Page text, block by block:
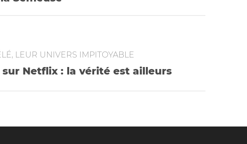
LEUR UNIVERS IMPITOYABLE
Netflix : la vérité est ailleurs